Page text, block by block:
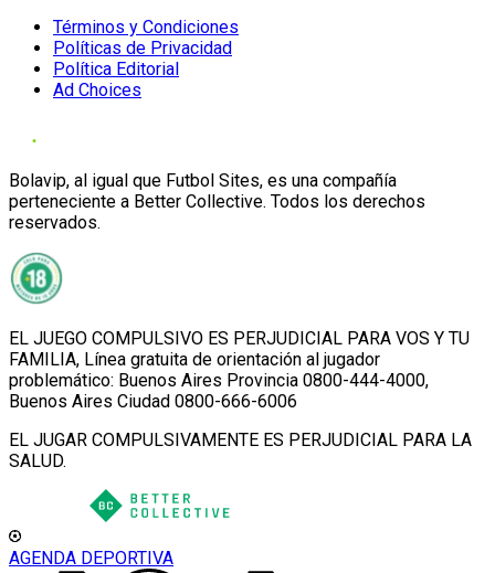
Términos y Condiciones
Políticas de Privacidad
Política Editorial
Ad Choices
Bolavip, al igual que Futbol Sites, es una compañía
perteneciente a Better Collective. Todos los derechos
reservados.
EL JUEGO COMPULSIVO ES PERJUDICIAL PARA VOS Y TU
FAMILIA, Línea gratuita de orientación al jugador
problemático: Buenos Aires Provincia 0800-444-4000,
Buenos Aires Ciudad 0800-666-6006
EL JUGAR COMPULSIVAMENTE ES PERJUDICIAL PARA LA
SALUD.
AGENDA DEPORTIVA